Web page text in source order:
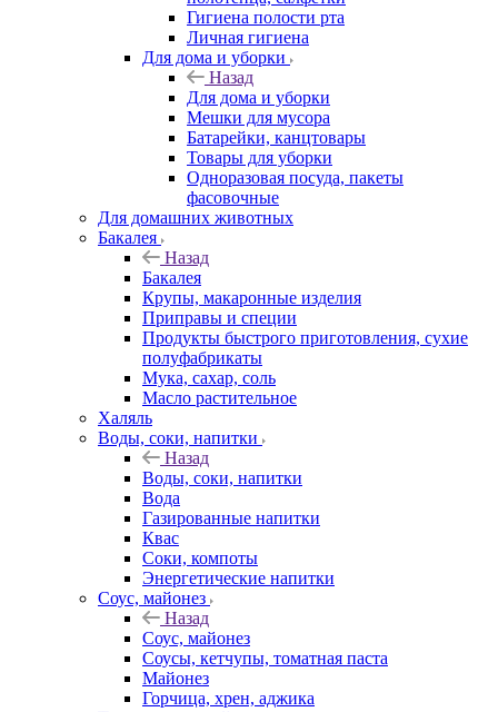
Гигиена полости рта
Личная гигиена
Для дома и уборки
Назад
Для дома и уборки
Мешки для мусора
Батарейки, канцтовары
Товары для уборки
Одноразовая посуда, пакеты
фасовочные
Для домашних животных
Бакалея
Назад
Бакалея
Крупы, макаронные изделия
Приправы и специи
Продукты быстрого приготовления, сухие
полуфабрикаты
Мука, сахар, соль
Масло растительное
Халяль
Воды, соки, напитки
Назад
Воды, соки, напитки
Вода
Газированные напитки
Квас
Соки, компоты
Энергетические напитки
Соус, майонез
Назад
Соус, майонез
Соусы, кетчупы, томатная паста
Майонез
Горчица, хрен, аджика